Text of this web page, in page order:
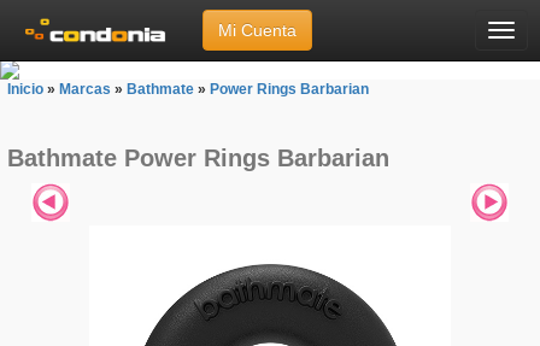
Menú
Mi Cuenta
Inicio » Marcas » Bathmate » Power Rings Barbarian
Bathmate Power Rings Barbarian